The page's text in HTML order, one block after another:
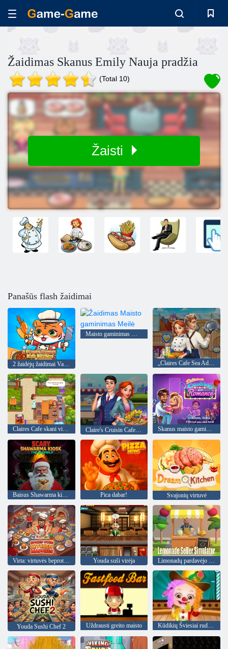
Žaidimas Skanus Emily Nauja pradžia
(Total 10)
Žaisti
Panašūs flash žaidimai
2 žaidėjų žaidimai Vaikų virtuvė
Maisto gaminimas Meilė
„Claires Cafe Sea Adventure“.
Claires Cafe skani virtuvė Claire's Cruisin Cafe Fest Frenzy Skanus maisto gaminimas ir romantika
Baisus Shawarma kioskas: anomalija Pica dabar! Svajonių virtuvė
Virta: virtuvės beprotybė Youda suši virėja Limonadų pardavėjo simuliatorius
Youda Sushi Chef 2 Uždrausti greito maisto Kūdikių Šviesiai ruda: Metinė diena mokykloje